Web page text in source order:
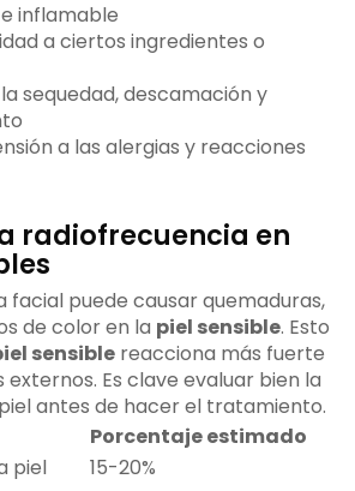
inflamable
a ciertos ingredientes o
sequedad, descamación y
a las alergias y reacciones
radiofrecuencia en
facial puede causar quemaduras,
de color en la piel sensible. Esto
sensible reacciona más fuerte
Es clave evaluar bien la
antes de hacer el tratamiento.
Porcentaje estimado
piel
15-20%